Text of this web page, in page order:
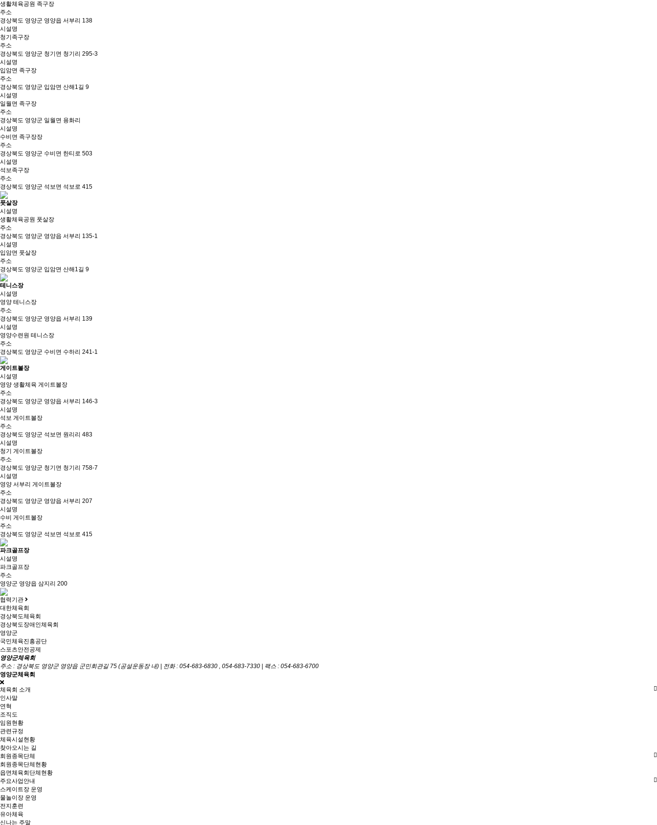
생활체육공원 족구장
주소
경상북도 영양군 영양읍 서부리 138
시설명
청기족구장
주소
경상북도 영양군 청기면 청기리 295-3
시설명
입암면 족구장
주소
경상북도 영양군 입암면 산해1길 9
시설명
일월면 족구장
주소
경상북도 영양군 일월면 용화리
시설명
수비면 족구장장
주소
경상북도 영양군 수비면 한티로 503
시설명
석보족구장
주소
경상북도 영양군 석보면 석보로 415
풋살장
시설명
생활체육공원 풋살장
주소
경상북도 영양군 영양읍 서부리 135-1
시설명
입암면 풋살장
주소
경상북도 영양군 입암면 산해1길 9
테니스장
시설명
영양 테니스장
주소
경상북도 영양군 영양읍 서부리 139
시설명
영양수련원 테니스장
주소
경상북도 영양군 수비면 수하리 241-1
게이트볼장
시설명
영양 생활체육 게이트볼장
주소
경상북도 영양군 영양읍 서부리 146-3
시설명
석보 게이트볼장
주소
경상북도 영양군 석보면 원리리 483
시설명
청기 게이트볼장
주소
경상북도 영양군 청기면 청기리 758-7
시설명
영양 서부리 게이트볼장
주소
경상북도 영양군 영양읍 서부리 207
시설명
수비 게이트볼장
주소
경상북도 영양군 석보면 석보로 415
파크골프장
시설명
파크골프장
주소
영양군 영양읍 삼지리 200
협력기관
대한체육회
경상북도체육회
경상북도장애인체육회
영양군
국민체육진흥공단
스포츠안전공제
영양군체육회
주소 : 경상북도 영양군 영양읍 군민회관길 75 (공설운동장 내) | 전화 : 054-683-6830 , 054-683-7330 | 팩스 : 054-683-6700
영양군체육회
체육회 소개
인사말
연혁
조직도
임원현황
관련규정
체육시설현황
찾아오시는 길
회원종목단체
회원종목단체현황
읍면체육회단체현황
주요사업안내
스케이트장 운영
물놀이장 운영
전지훈련
유아체육
신나는 주말